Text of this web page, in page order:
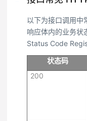
以下为接口调用中
响应体内的业务状
Status Code
状态码
200